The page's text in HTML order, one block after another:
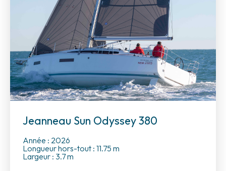
Jeanneau Sun Odyssey 380
Année : 2026
Longueur hors-tout : 11.75 m
Largeur : 3.7 m